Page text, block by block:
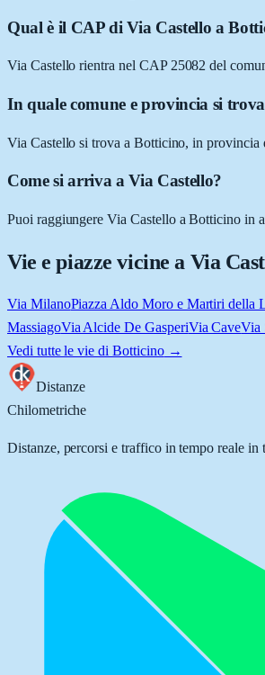
Qual è il CAP di Via Castello a
Via Castello rientra nel CAP 25082 del
In quale comune e provincia si
Via Castello si trova a Botticino, in provincia
Come si arriva a Via Castello?
Puoi raggiungere Via Castello a Botticino in
Vie e piazze vicine a Via
Via MilanoPiazza Aldo Moro e Martiri della
MassiagoVia Alcide De GasperiVia CaveVia
Vedi tutte le vie di Botticino→
Distanze
Chilometriche
Distanze, percorsi e traffico in tempo reale in